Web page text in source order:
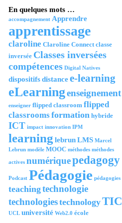
En quelques mots …
accompagnement Apprendre
apprentissage
claroline Claroline Connect classe
inversée Classes inversées
compétences Digital Natives
dispositifsdistancee-learning
eLearningenseignement
enseigner flipped classroom flipped
classroomsformation hybride
ICT impact innovation IPM
learning lebrunLMS Marcel
Lebrun modèle MOOC méthodes méthodes
actives numériquepedagogy
Podcast Pédagogie pédagogies
teachingtechnologie
technologiestechnologyTIC
UCL université Web2.0 école